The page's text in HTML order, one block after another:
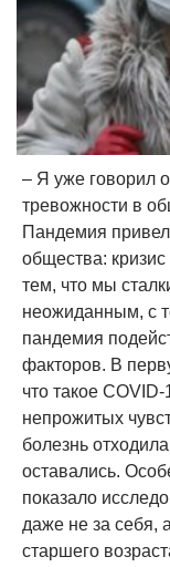
– Я уже говорил
тревожности в
Пандемия
общества:
тем, что мы
неожиданным, с
пандемия
факторов. В
что такое
непрожитых
болезнь
оставались.
показало
даже не за себя,
старшего